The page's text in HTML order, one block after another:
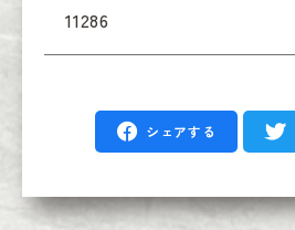
11286
シェアする